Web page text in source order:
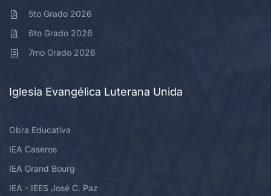
5to Grado 2026
6to Grado 2026
7mo Grado 2026
Iglesia Evangélica Luterana Unida
Obra Educativa
IEA Caseros
IEA Grand Bourg
IEA - IEES José C. Paz